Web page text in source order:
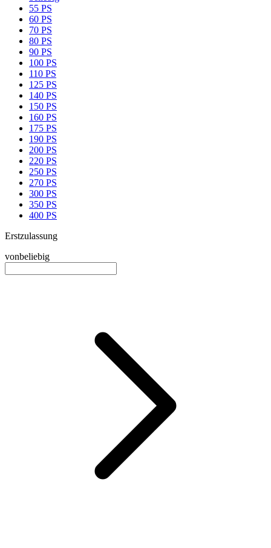
55 PS
60 PS
70 PS
80 PS
90 PS
100 PS
110 PS
125 PS
140 PS
150 PS
160 PS
175 PS
190 PS
200 PS
220 PS
250 PS
270 PS
300 PS
350 PS
400 PS
Erstzulassung
vonbeliebig